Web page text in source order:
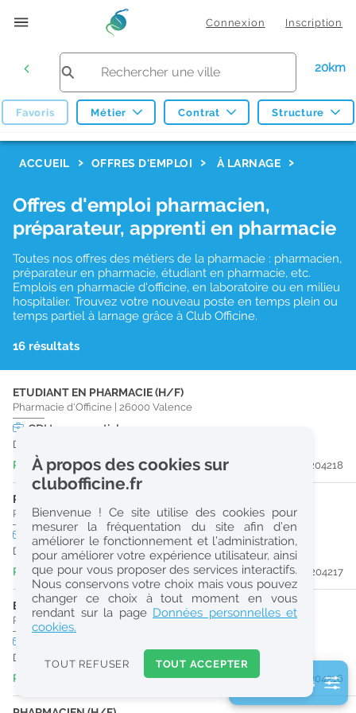
Connexion Inscription
20km
Favoris Métier Contrat Structure
Réinitialiser
2
0
k
Consulter les offres de la France d'outre-mer
ACCUEIL OFFRES D'EMPLOI À LARNAGE
Offres d'emploi pharmacien,
préparateur, apprenti en pharmacie
Toutes nos offres des métiers de la pharmacie : pharmacien,
préparateur en pharmacie, étudiant en pharmacie, etc.
Emplois en pharmacie d'officine, en laboratoire ou en milieu
hospitalier. Trouvez votre nouveau poste en temps plein ou
temps partiel à larnage grâce à Club Officine.
16 résultats
ETUDIANT EN PHARMACIE (H/F)
Pharmacie d'Officine 26000 Valence
CDI temps partiel
Dès que possible
Publiée il y a 3 jour(s)
#204218
PRÉPARATEUR EN PHARMACIE (H/F)
Pharmacie d'Officine|26000 Valence
temps plein
Dès que possible
Publiée il y a 3 jour(s)
#204217
ETUDIANT EN PHARMACIE (H/F)
Pharmacie d'Officine 26000 Valence
Dès que possible
Publiée il y a 3 jour(s)
#204216
2 filtre(s) actifs
À propos des cookies sur
clubofficine.fr
Bienvenue ! Ce site utilise des cookies pour
mesurer la fréquentation du site afin d’en
améliorer le fonctionnement et l’administration,
pour améliorer votre expérience utilisateur, ainsi
que pour vous proposer des services interactifs.
Nous conservons votre choix mais vous pouvez
changer ce choix à tout moment en vous
rendant sur la page Données personnelles et
cookies.
TOUT REFUSER TOUT ACCEPTER